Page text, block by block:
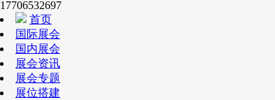
17706532697
首页
国际展会
国内展会
展会资讯
展会专题
展位搭建